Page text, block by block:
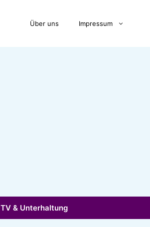
Über uns Impressum
TV & Unterhaltung